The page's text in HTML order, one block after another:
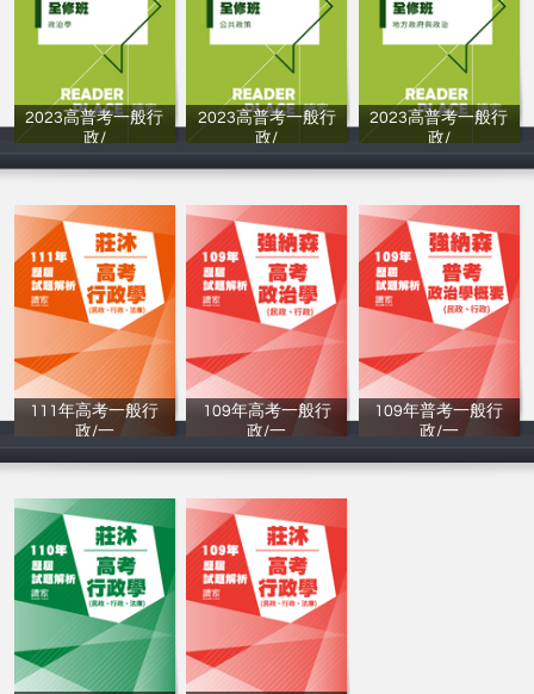
2023高普考一般行
政/
強納森
2023高普考一般行
政/
許遠
2023高普考一般行
政/
許遠
111年⾼考一般行
政/一
讀家補習班
109年高考一般行
政/一
讀家補習班
109年普考一般行
政/一
讀家補習班